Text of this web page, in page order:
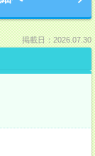
掲載日：2026.07.30